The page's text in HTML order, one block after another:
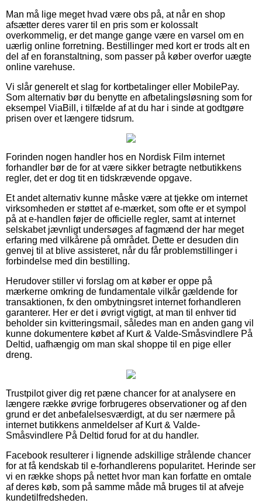
Man må lige meget hvad være obs på, at når en shop
afsætter deres varer til en pris som er kolossalt
overkommelig, er det mange gange være en varsel om en
uærlig online forretning. Bestillinger med kort er trods alt en
del af en foranstaltning, som passer på køber overfor uægte
online varehuse.
Vi slår generelt et slag for kortbetalinger eller MobilePay.
Som alternativ bør du benytte en afbetalingsløsning som for
eksempel ViaBill, i tilfælde af at du har i sinde at godtgøre
prisen over et længere tidsrum.
Forinden nogen handler hos en Nordisk Film internet
forhandler bør de for at være sikker betragte netbutikkens
regler, det er dog tit en tidskrævende opgave.
Et andet alternativ kunne måske være at tjekke om internet
virksomheden er støttet af e-mærket, som ofte er et sympol
på at e-handlen føjer de officielle regler, samt at internet
selskabet jævnligt undersøges af fagmænd der har meget
erfaring med vilkårene på området. Dette er desuden din
genvej til at blive assisteret, når du får problemstillinger i
forbindelse med din bestilling.
Herudover stiller vi forslag om at køber er oppe på
mærkerne omkring de fundamentale vilkår gældende for
transaktionen, fx den ombytningsret internet forhandleren
garanterer. Her er det i øvrigt vigtigt, at man til enhver tid
beholder sin kvitteringsmail, således man en anden gang vil
kunne dokumentere købet af Kurt & Valde-Småsvindlere På
Deltid, uafhængig om man skal shoppe til en pige eller
dreng.
Trustpilot giver dig ret pæne chancer for at analysere en
længere række øvrige forbrugeres observationer og af den
grund er det anbefalelsesværdigt, at du ser nærmere på
internet butikkens anmeldelser af Kurt & Valde-
Småsvindlere På Deltid forud for at du handler.
Facebook resulterer i lignende adskillige strålende chancer
for at få kendskab til e-forhandlerens popularitet. Herinde ser
vi en række shops på nettet hvor man kan forfatte en omtale
af deres køb, som på samme måde må bruges til at afveje
kundetilfredsheden.